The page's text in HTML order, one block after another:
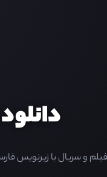
فیلم و سریال با زیرنویس